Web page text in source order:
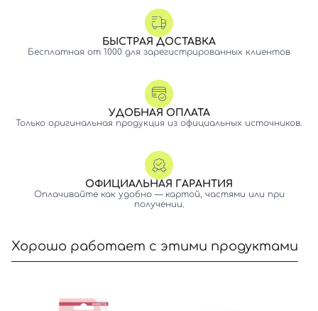
БЫСТРАЯ ДОСТАВКА
Бесплатная от 1000 для зарегистрированных клиентов
УДОБНАЯ ОПЛАТА
Только оригинальная продукция из официальных источников.
ОФИЦИАЛЬНАЯ ГАРАНТИЯ
Оплачивайте как удобно — картой, частями или при
получении.
Хорошо работает с этими продуктами